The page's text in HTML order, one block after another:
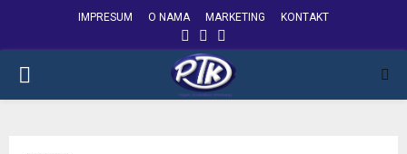
IMPRESUM O NAMA MARKETING KONTAKT
FACEBOOK
INSTAGRAM
PRIMARY